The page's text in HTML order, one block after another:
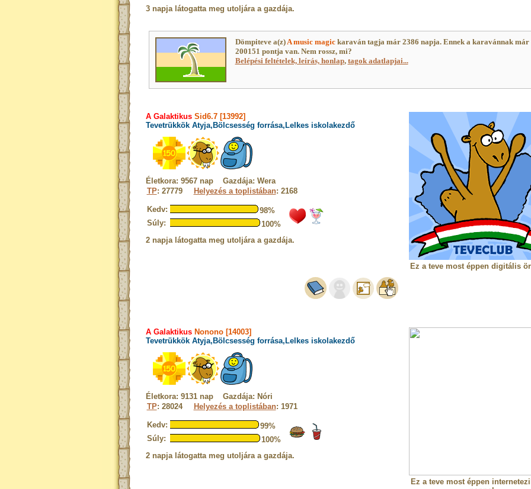
3 napja látogatta meg utoljára a gazdája.
Dömpiteve a(z)A music magickaraván tagja már 2386 napja. Ennek a karavánnak már
200151 pontja van. Nem rossz, mi?
Belépési feltételek, leírás, honlap, tagok adatlapjai...
A GalaktikusSid6.7 [13992]
Tevetrükkök Atyja,Bölcsesség forrása,Lelkes iskolakezdő
Életkora: 9567 nap Gazdája: Wera
TP: 27779 Helyezés a toplistában: 2168
Kedv:
98%
Súly:
100%
2 napja látogatta meg utoljára a gazdája.
Ez a teve most éppen digitális
A GalaktikusNonono [14003]
Tevetrükkök Atyja,Bölcsesség forrása,Lelkes iskolakezdő
Életkora: 9131 nap Gazdája: Nóri
TP: 28024 Helyezés a toplistában: 1971
Kedv:
99%
Súly:
100%
2 napja látogatta meg utoljára a gazdája.
Ez a teve most éppen